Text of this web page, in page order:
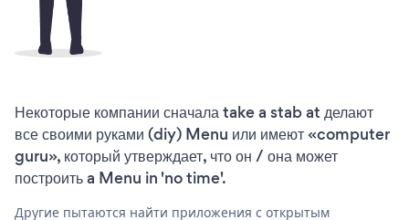
Некоторые компании сначала take a stab at делают
все своими руками (diy) Menu или имеют «computer
guru», который утверждает, что он / она может
построить a Menu in 'no time'.
Другие пытаются найти приложения с открытым